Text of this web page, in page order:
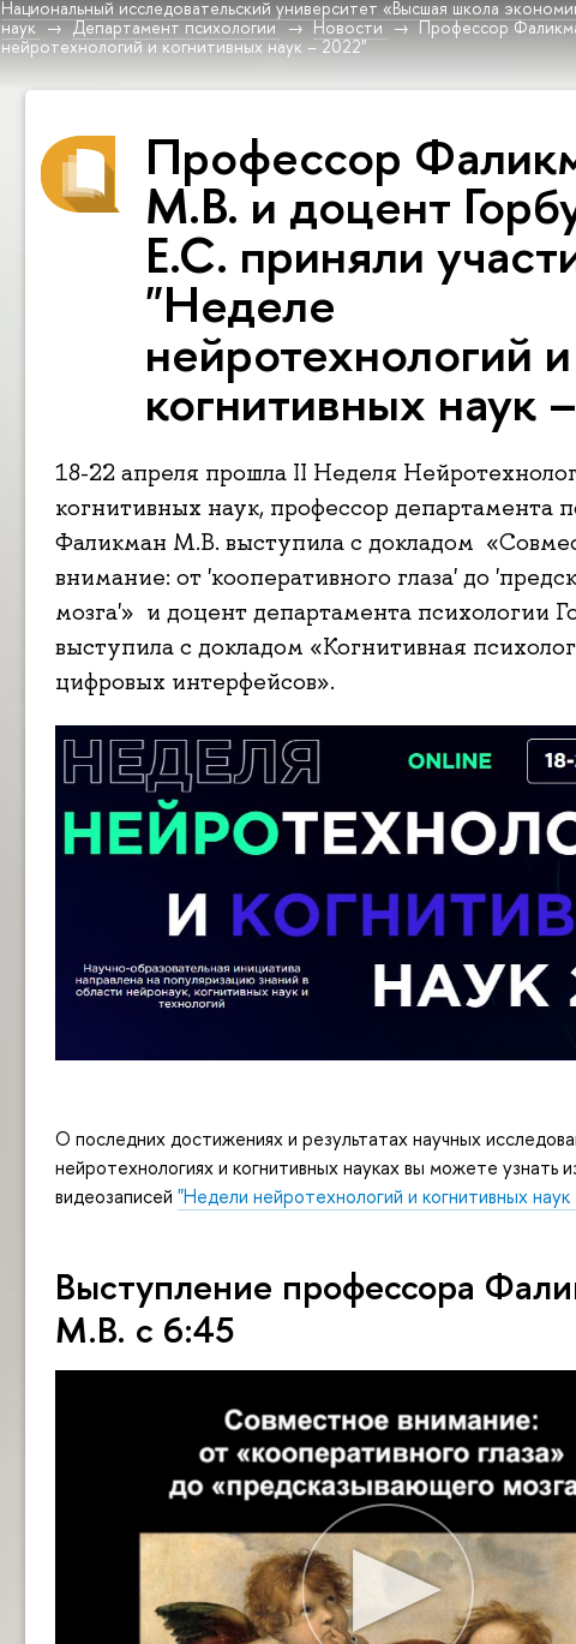
Национальный исследовательский университет «Высшая школа
наук
Департамент психологии Новости
Профессор
нейротехнологий и когнитивных наук – 2022"
Профессор
М.В. и доцент
Е.С. приняли
"Неделе
нейротехнологий и
когнитивных наук
18-22 апреля прошла II Неделя
когнитивных наук, профессор департамента
Фаликман М.В. выступила с докладом
внимание: от 'кооперативного глаза' до
мозга'» и доцент департамента психологии
выступила с докладом «Когнитивная
цифровых интерфейсов».
О последних достижениях и результатах научных
нейротехнологиях и когнитивных науках вы можете узнать
видеозаписей "Недели нейротехнологий и когнитивных
Выступление профессора
М.В. с 6:45